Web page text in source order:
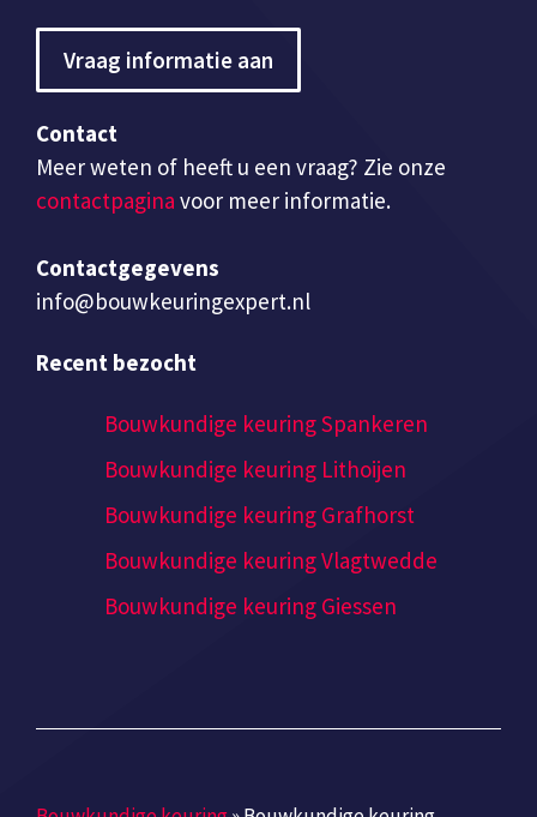
Vraag informatie aan
Contact
Meer weten of heeft u een vraag? Zie onze
contactpagina voor meer informatie.
Contactgegevens
info@bouwkeuringexpert.nl
Recent bezocht
Bouwkundige keuring Spankeren
Bouwkundige keuring Lithoijen
Bouwkundige keuring Grafhorst
Bouwkundige keuring Vlagtwedde
Bouwkundige keuring Giessen